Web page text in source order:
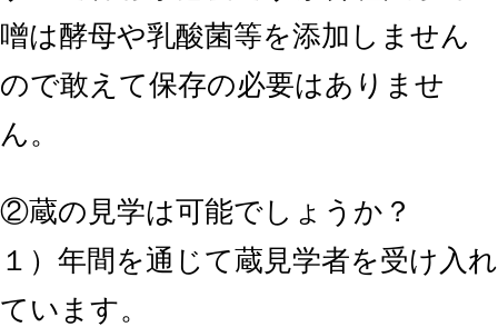
噌は酵母や乳酸菌等を添加しません
ので敢えて保存の必要はありませ
ん。
②蔵の見学は可能でしょうか？
１）年間を通じて蔵見学者を受け入れ
ています。